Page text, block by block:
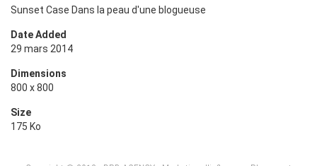
Sunset Case Dans la peau d'une blogueuse
Date Added
29 mars 2014
Dimensions
800 x 800
Size
175 Ko